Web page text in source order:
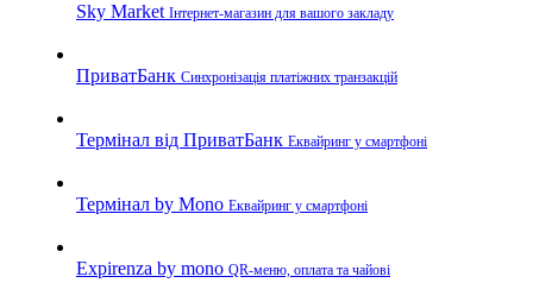
Sky Market Інтернет-магазин для вашого закладу
ПриватБанк Синхронізація платіжних транзакцій
Термінал від ПриватБанк Еквайринг у смартфоні
Термінал by Mono Еквайринг у смартфоні
Expirenza by mono QR-меню, оплата та чайові